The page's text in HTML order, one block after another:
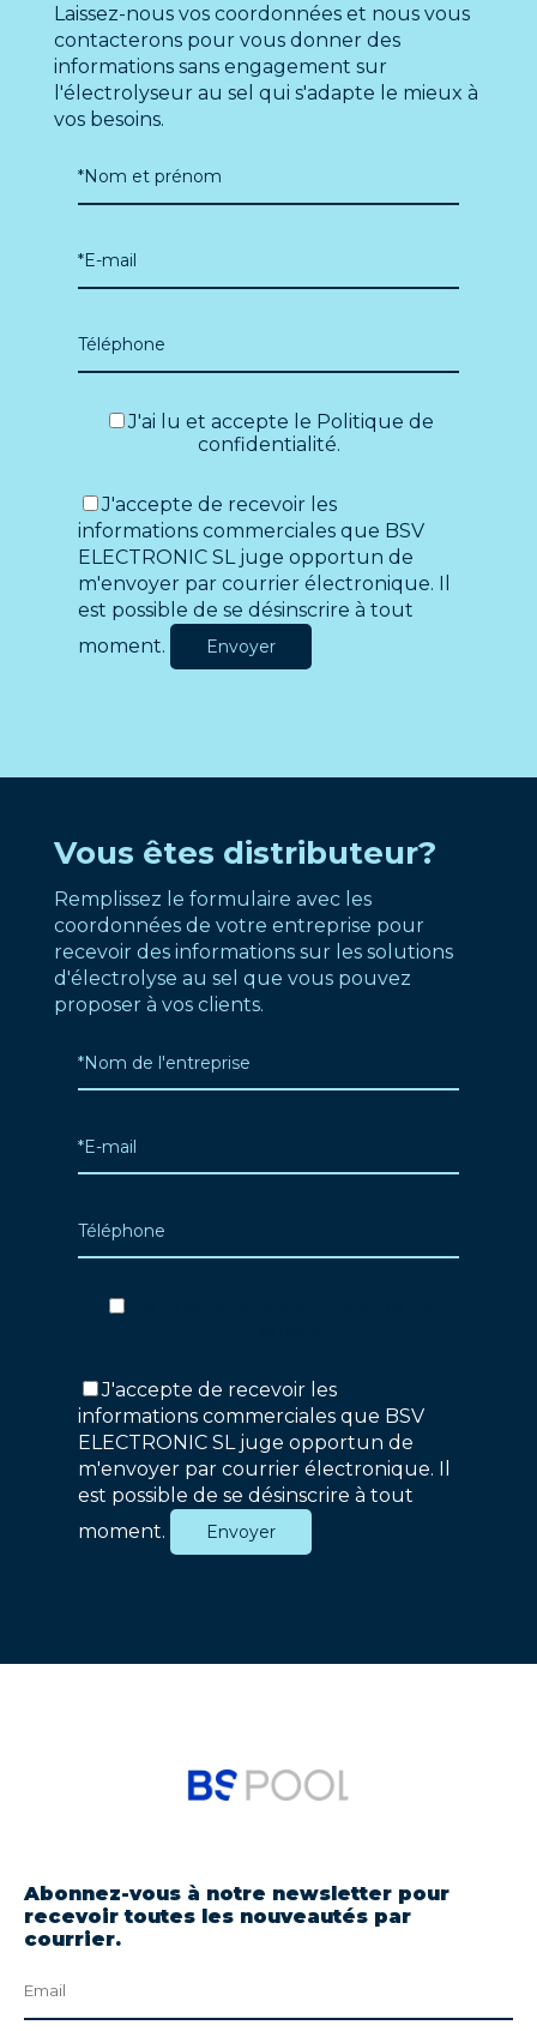
Laissez-nous vos coordonnées et nous vous
contacterons pour vous donner des
informations sans engagement sur
l'électrolyseur au sel qui s'adapte le mieux à
vos besoins.
J'ai lu et accepte le Politique de
confidentialité.
J'accepte de recevoir les
informations commerciales que BSV
ELECTRONIC SL juge opportun de
m'envoyer par courrier électronique. Il
est possible de se désinscrire à tout
moment.
Vous êtes distributeur?
Remplissez le formulaire avec les
coordonnées de votre entreprise pour
recevoir des informations sur les solutions
d'électrolyse au sel que vous pouvez
proposer à vos clients.
J'accepte de recevoir les
informations commerciales que BSV
ELECTRONIC SL juge opportun de
m'envoyer par courrier électronique. Il
est possible de se désinscrire à tout
moment.
Abonnez-vous à notre newsletter pour
recevoir toutes les nouveautés par
courrier.